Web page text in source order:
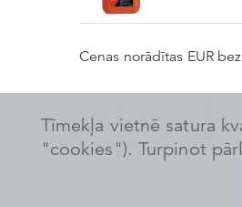
Cenas norādītas EUR
1 2
Tīmekļa vietnē satura
"cookies"). Turpinot